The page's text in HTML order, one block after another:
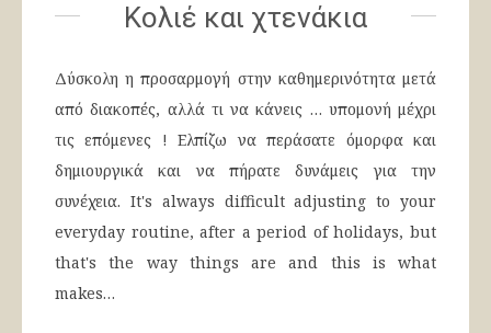
Κολιέ και χτενάκια
Δύσκολη η προσαρμογή στην καθημερινότητα μετά
από διακοπές, αλλά τι να κάνεις … υπομονή μέχρι
τις επόμενες ! Ελπίζω να περάσατε όμορφα και
δημιουργικά και να πήρατε δυνάμεις για την
συνέχεια. It's always difficult adjusting to your
everyday routine, after a period of holidays, but
that's the way things are and this is what
makes…